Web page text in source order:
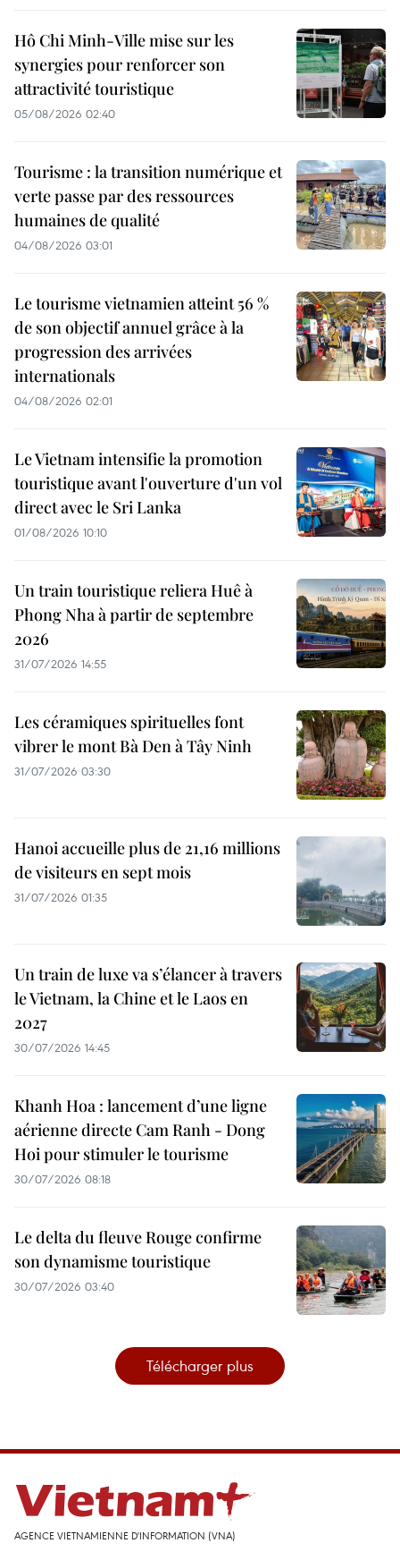
Hô Chi Minh-Ville mise sur les
synergies pour renforcer son
attractivité touristique
05/08/2026 02:40
Tourisme : la transition numérique et
verte passe par des ressources
humaines de qualité
04/08/2026 03:01
Le tourisme vietnamien atteint 56 %
de son objectif annuel grâce à la
progression des arrivées
internationals
04/08/2026 02:01
Le Vietnam intensifie la promotion
touristique avant l'ouverture d'un vol
direct avec le Sri Lanka
01/08/2026 10:10
Un train touristique reliera Huê à
Phong Nha à partir de septembre
2026
31/07/2026 14:55
Les céramiques spirituelles font
vibrer le mont Bà Den à Tây Ninh
31/07/2026 03:30
Hanoi accueille plus de 21,16 millions
de visiteurs en sept mois ​
31/07/2026 01:35
Un train de luxe va s’élancer à travers
le Vietnam, la Chine et le Laos en
2027
30/07/2026 14:45
Khanh Hoa : lancement d’une ligne
aérienne directe Cam Ranh - Dong
Hoi pour stimuler le tourisme
30/07/2026 08:18
Le delta du fleuve Rouge confirme
son dynamisme touristique
30/07/2026 03:40
Télécharger plus
AGENCE VIETNAMIENNE D'INFORMATION (VNA)